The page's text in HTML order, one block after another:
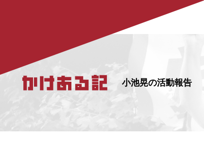
小池晃の活動報告